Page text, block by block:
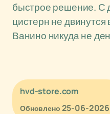
быстрое решение. С
цистерн не двинутся
Ванино никуда не
hvd-store.com
Обновлено 25-06-2026